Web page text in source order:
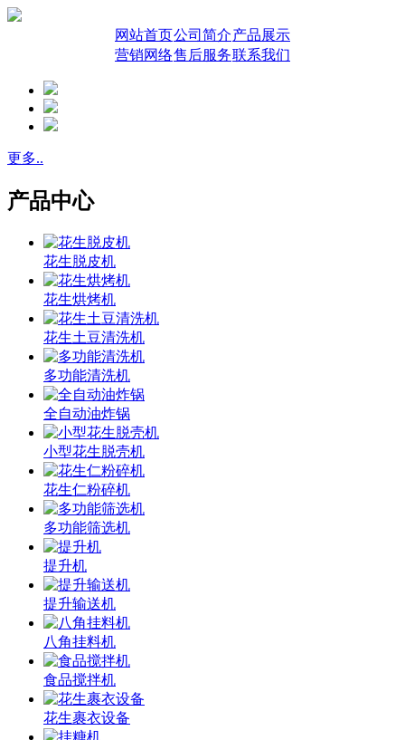
网站首页公司简介产品展示
营销网络售后服务联系我们
更多..
产品中心
花生脱皮机
花生烘烤机
花生土豆清洗机
多功能清洗机
全自动油炸锅
小型花生脱壳机
花生仁粉碎机
多功能筛选机
提升机
提升输送机
八角挂料机
食品搅拌机
花生裹衣设备